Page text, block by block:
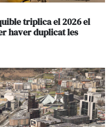
triplica el 2026 el
haver duplicat les